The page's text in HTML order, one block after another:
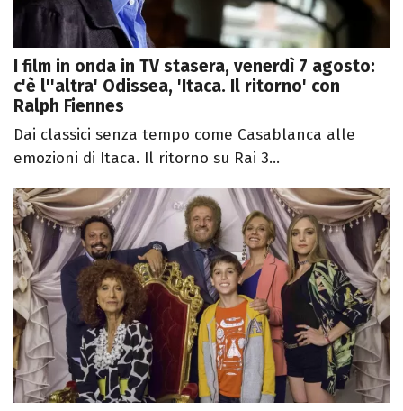
I film in onda in TV stasera, venerdì 7 agosto:
c'è l''altra' Odissea, 'Itaca. Il ritorno' con
Ralph Fiennes
Dai classici senza tempo come Casablanca alle
emozioni di Itaca. Il ritorno su Rai 3...